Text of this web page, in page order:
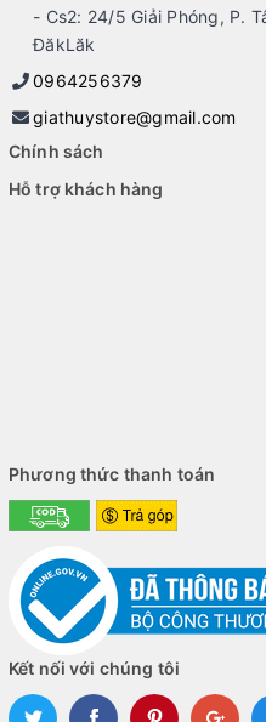
- Cs2: 24/5 Giải Phóng, P.
ĐăkLăk
0964256379
giathuystore@gmail.com
Chính sách
Hỗ trợ khách hàng
Phương thức thanh toán
Kết nối với chúng tôi